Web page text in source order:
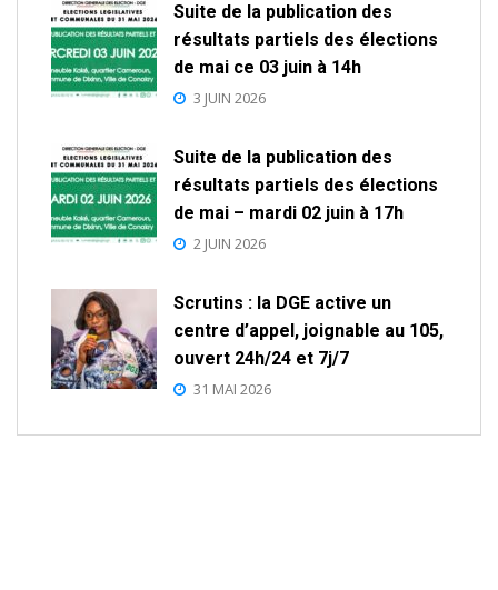
Suite de la publication des
résultats partiels des élections
de mai ce 03 juin à 14h
3 JUIN 2026
Suite de la publication des
résultats partiels des élections
de mai – mardi 02 juin à 17h
2 JUIN 2026
Scrutins : la DGE active un
centre d’appel, joignable au 105,
ouvert 24h/24 et 7j/7
31 MAI 2026